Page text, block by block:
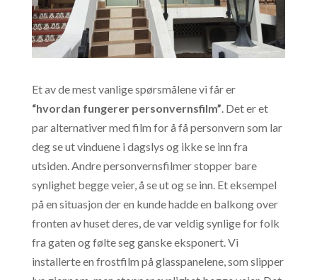
Et av de mest vanlige spørsmålene vi får er
“hvordan fungerer personvernsfilm”. Det er et
par alternativer med film for å få personvern som lar
deg se ut vinduene i dagslys og ikke se inn fra
utsiden. Andre personvernsfilmer stopper bare
synlighet begge veier, å se ut og se inn. Et eksempel
på en situasjon der en kunde hadde en balkong over
fronten av huset deres, de var veldig synlige for folk
fra gaten og følte seg ganske eksponert. Vi
installerte en frostfilm på glasspanelene, som slipper